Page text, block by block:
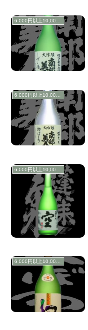
6,000円以上10,000円未満
6,000円以上10,000円未満
6,000円以上10,000円未満
6,000円以上10,000円未満